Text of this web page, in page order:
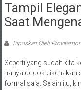
Tampil
Saat
Diposkan Oleh:Provitamon
Seperti yang sudah kita
hanya cocok dikenakan
formal saja. Selain itu,